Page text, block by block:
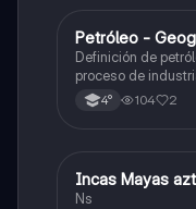
Geografía
Petróleo -
Definición de
proceso de
uso, reservas de
este resumen
4° 104 2
Historia
Incas Mayas
Ns